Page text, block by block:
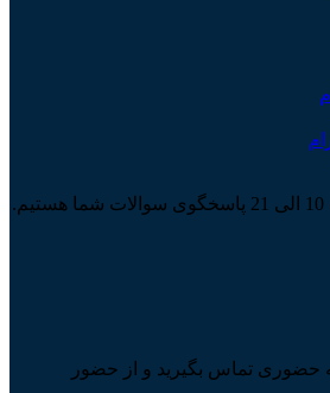
حضوری تماس بگیرید و از حضور